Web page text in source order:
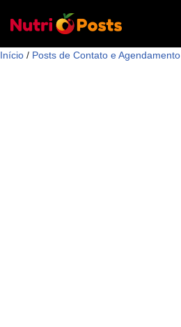
para
Início / Posts de Contato e Agendamento